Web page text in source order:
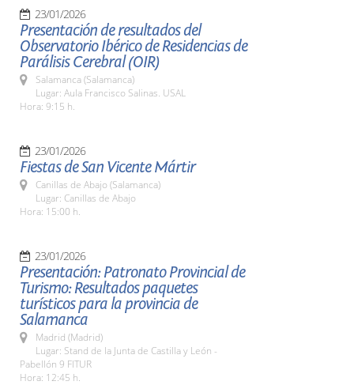
23/01/2026
Presentación de resultados del
Observatorio Ibérico de Residencias de
Parálisis Cerebral (OIR)
Salamanca (Salamanca)
Lugar: Aula Francisco Salinas. USAL
Hora: 9:15 h.
23/01/2026
Fiestas de San Vicente Mártir
Canillas de Abajo (Salamanca)
Lugar: Canillas de Abajo
Hora: 15:00 h.
23/01/2026
Presentación: Patronato Provincial de
Turismo: Resultados paquetes
turísticos para la provincia de
Salamanca
Madrid (Madrid)
Lugar: Stand de la Junta de Castilla y León -
Pabellón 9 FITUR
Hora: 12:45 h.